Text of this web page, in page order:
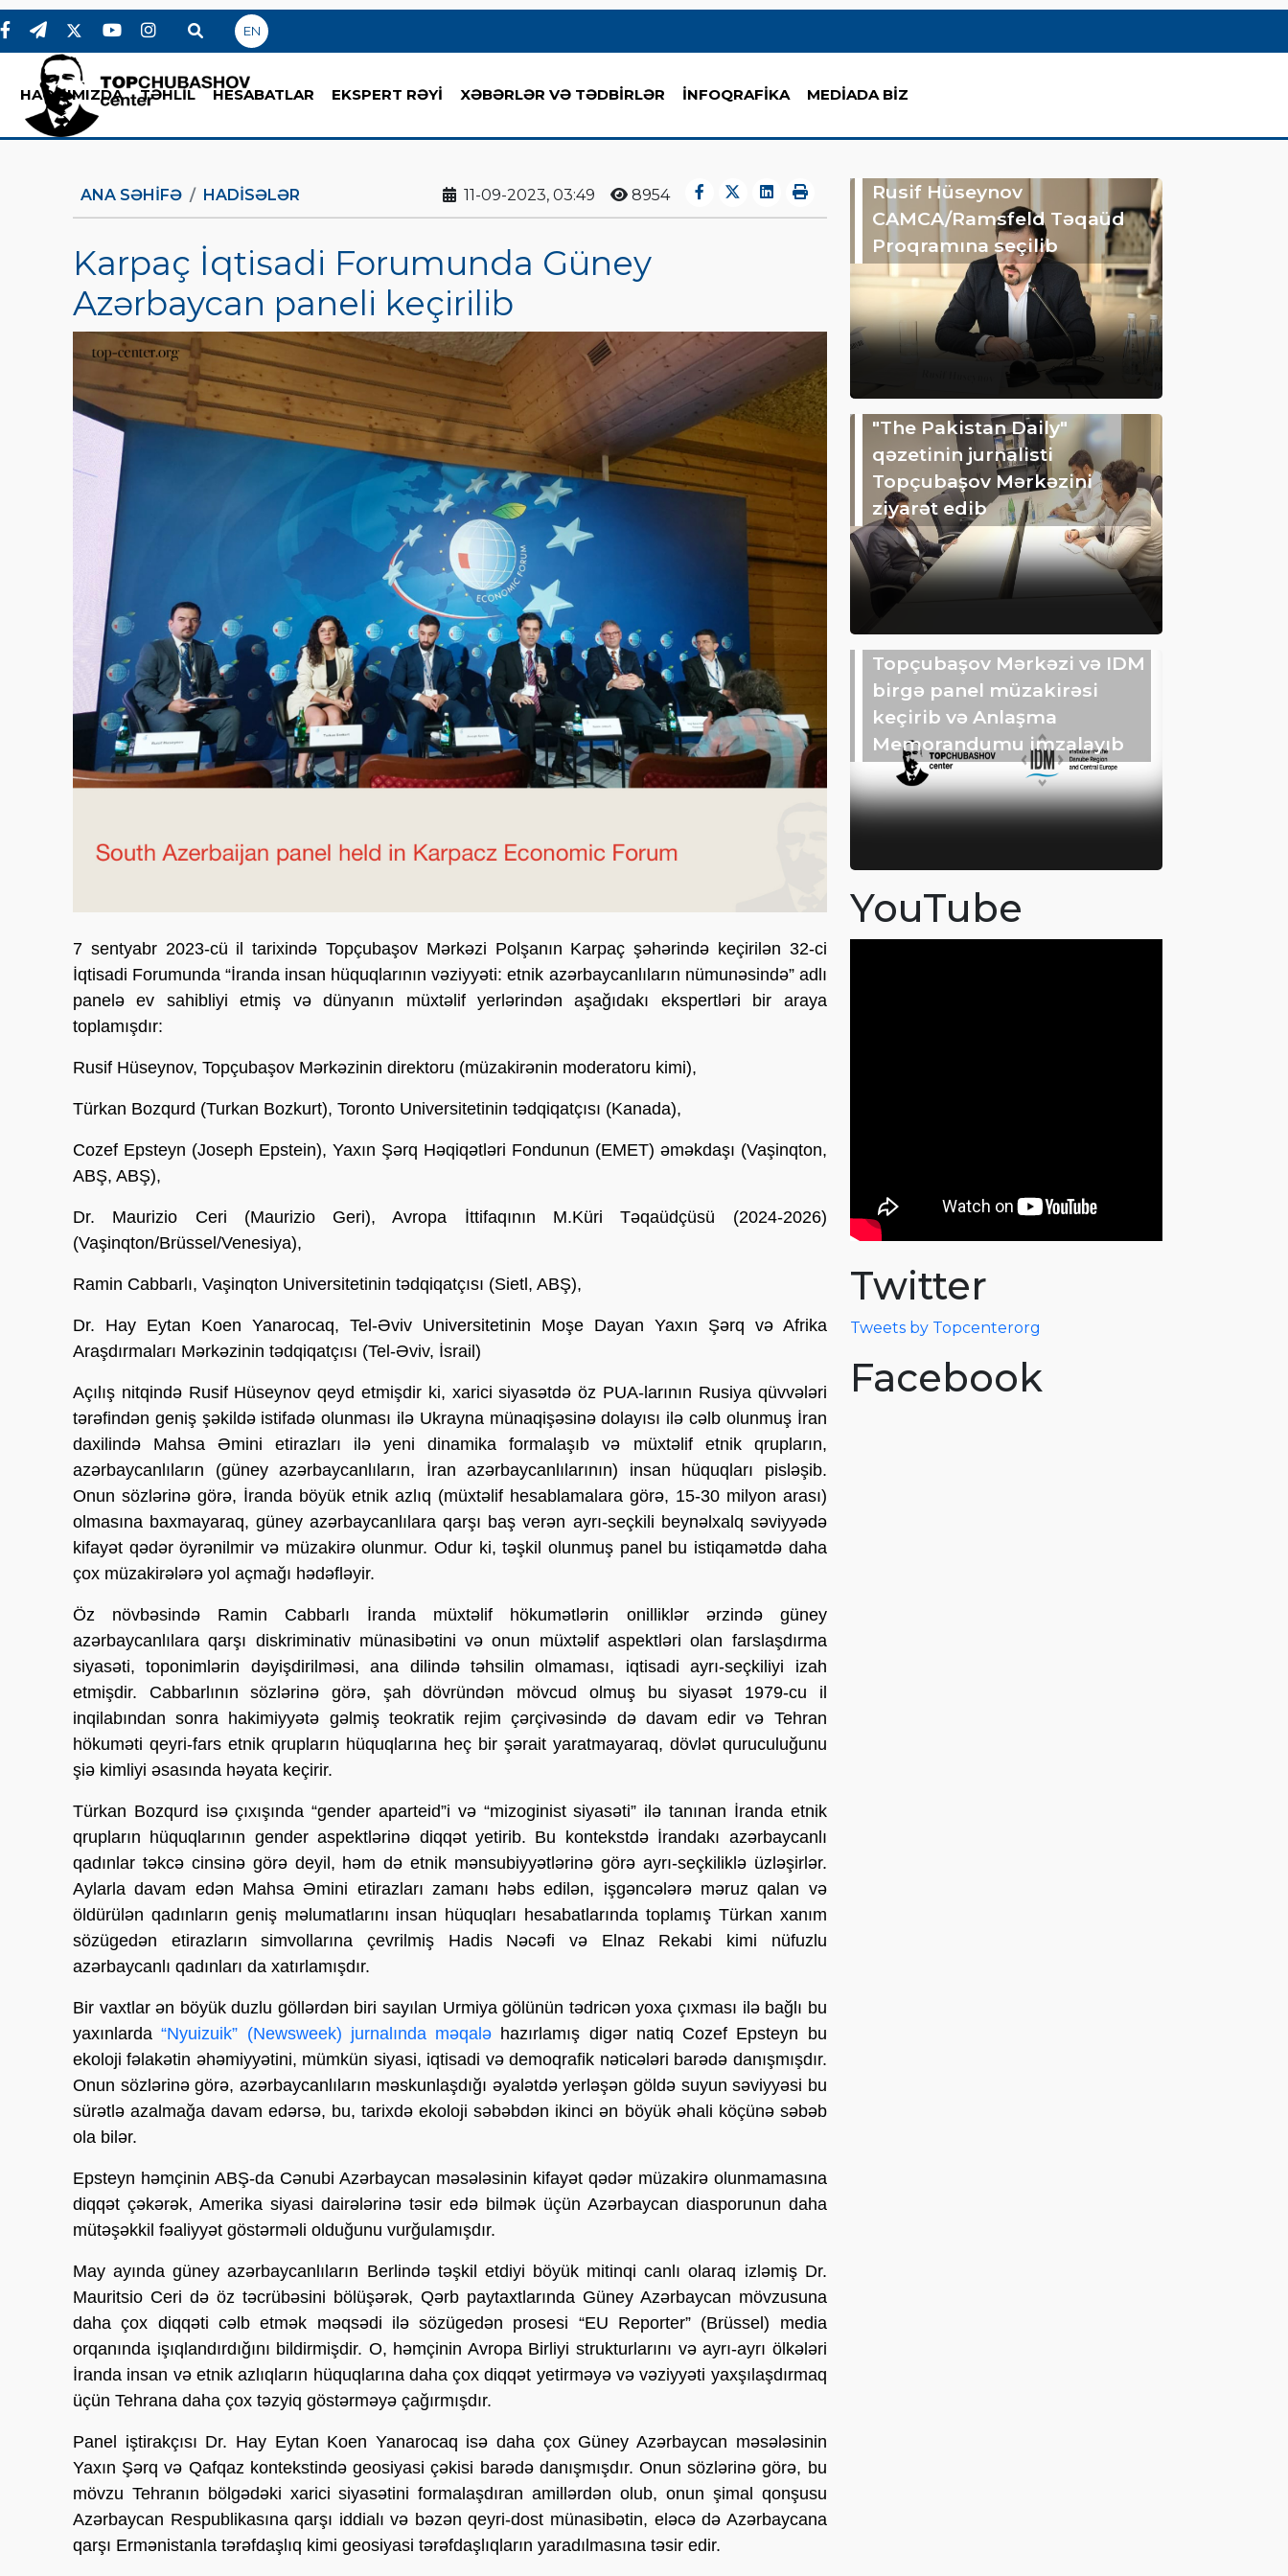
EN
HAQQIMIZDA TƏHLİL HESABATLAR EKSPERT RƏYİ XƏBƏRLƏR VƏ TƏDBİRLƏR İNFOQRAFİKA MEDİADA BİZ
ANA SƏHIFƏ HADİSƏLƏR 11-09-2023, 03:49 8954
Karpaç İqtisadi Forumunda Güney
Azərbaycan paneli keçirilib
7 sentyabr 2023-cü il tarixində Topçubaşov Mərkəzi Polşanın Karpaç şəhərində keçirilən 32-ci
İqtisadi Forumunda “İranda insan hüquqlarının vəziyyəti: etnik azərbaycanlıların nümunəsində” adlı
panelə ev sahibliyi etmiş və dünyanın müxtəlif yerlərindən aşağıdakı ekspertləri bir araya
toplamışdır:
Rusif Hüseynov, Topçubaşov Mərkəzinin direktoru (müzakirənin moderatoru kimi),
Türkan Bozqurd (Turkan Bozkurt), Toronto Universitetinin tədqiqatçısı (Kanada),
Cozef Epsteyn (Joseph Epstein), Yaxın Şərq Həqiqətləri Fondunun (EMET) əməkdaşı (Vaşinqton,
ABŞ, ABŞ),
Dr. Maurizio Ceri (Maurizio Geri), Avropa İttifaqının M.Küri Təqaüdçüsü (2024-2026)
(Vaşinqton/Brüssel/Venesiya),
Ramin Cabbarlı, Vaşinqton Universitetinin tədqiqatçısı (Sietl, ABŞ),
Dr. Hay Eytan Koen Yanarocaq, Tel-Əviv Universitetinin Moşe Dayan Yaxın Şərq və Afrika
Araşdırmaları Mərkəzinin tədqiqatçısı (Tel-Əviv, İsrail)
Açılış nitqində Rusif Hüseynov qeyd etmişdir ki, xarici siyasətdə öz PUA-larının Rusiya qüvvələri
tərəfindən geniş şəkildə istifadə olunması ilə Ukrayna münaqişəsinə dolayısı ilə cəlb olunmuş İran
daxilində Mahsa Əmini etirazları ilə yeni dinamika formalaşıb və müxtəlif etnik qrupların,
azərbaycanlıların (güney azərbaycanlıların, İran azərbaycanlılarının) insan hüquqları pisləşib.
Onun sözlərinə görə, İranda böyük etnik azlıq (müxtəlif hesablamalara görə, 15-30 milyon arası)
olmasına baxmayaraq, güney azərbaycanlılara qarşı baş verən ayrı-seçkili beynəlxalq səviyyədə
kifayət qədər öyrənilmir və müzakirə olunmur. Odur ki, təşkil olunmuş panel bu istiqamətdə daha
çox müzakirələrə yol açmağı hədəfləyir.
Öz növbəsində Ramin Cabbarlı İranda müxtəlif hökumətlərin onilliklər ərzində güney
azərbaycanlılara qarşı diskriminativ münasibətini və onun müxtəlif aspektləri olan farslaşdırma
siyasəti, toponimlərin dəyişdirilməsi, ana dilində təhsilin olmaması, iqtisadi ayrı-seçkiliyi izah
etmişdir. Cabbarlının sözlərinə görə, şah dövründən mövcud olmuş bu siyasət 1979-cu il
inqilabından sonra hakimiyyətə gəlmiş teokratik rejim çərçivəsində də davam edir və Tehran
hökuməti qeyri-fars etnik qrupların hüquqlarına heç bir şərait yaratmayaraq, dövlət quruculuğunu
şiə kimliyi əsasında həyata keçirir.
Türkan Bozqurd isə çıxışında “gender aparteid”i və “mizoginist siyasəti” ilə tanınan İranda etnik
qrupların hüquqlarının gender aspektlərinə diqqət yetirib. Bu kontekstdə İrandakı azərbaycanlı
qadınlar təkcə cinsinə görə deyil, həm də etnik mənsubiyyətlərinə görə ayrı-seçkiliklə üzləşirlər.
Aylarla davam edən Mahsa Əmini etirazları zamanı həbs edilən, işgəncələrə məruz qalan və
öldürülən qadınların geniş məlumatlarını insan hüquqları hesabatlarında toplamış Türkan xanım
sözügedən etirazların simvollarına çevrilmiş Hadis Nəcəfi və Elnaz Rekabi kimi nüfuzlu
azərbaycanlı qadınları da xatırlamışdır.
Bir vaxtlar ən böyük duzlu göllərdən biri sayılan Urmiya gölünün tədricən yoxa çıxması ilə bağlı bu
yaxınlarda“Nyuizuik” (Newsweek) jurnalında məqalə hazırlamış digər natiq Cozef Epsteyn bu
ekoloji fəlakətin əhəmiyyətini, mümkün siyasi, iqtisadi və demoqrafik nəticələri barədə danışmışdır.
Onun sözlərinə görə, azərbaycanlıların məskunlaşdığı əyalətdə yerləşən göldə suyun səviyyəsi bu
sürətlə azalmağa davam edərsə, bu, tarixdə ekoloji səbəbdən ikinci ən böyük əhali köçünə səbəb
ola bilər.
Epsteyn həmçinin ABŞ-da Cənubi Azərbaycan məsələsinin kifayət qədər müzakirə olunmamasına
diqqət çəkərək, Amerika siyasi dairələrinə təsir edə bilmək üçün Azərbaycan diasporunun daha
mütəşəkkil fəaliyyət göstərməli olduğunu vurğulamışdır.
May ayında güney azərbaycanlıların Berlində təşkil etdiyi böyük mitinqi canlı olaraq izləmiş Dr.
Mauritsio Ceri də öz təcrübəsini bölüşərək, Qərb paytaxtlarında Güney Azərbaycan mövzusuna
daha çox diqqəti cəlb etmək məqsədi ilə sözügedən prosesi “EU Reporter” (Brüssel) media
orqanında işıqlandırdığını bildirmişdir. O, həmçinin Avropa Birliyi strukturlarını və ayrı-ayrı ölkələri
İranda insan və etnik azlıqların hüquqlarına daha çox diqqət yetirməyə və vəziyyəti yaxşılaşdırmaq
üçün Tehrana daha çox təzyiq göstərməyə çağırmışdır.
Panel iştirakçısı Dr. Hay Eytan Koen Yanarocaq isə daha çox Güney Azərbaycan məsələsinin
Yaxın Şərq və Qafqaz kontekstində geosiyasi çəkisi barədə danışmışdır. Onun sözlərinə görə, bu
mövzu Tehranın bölgədəki xarici siyasətini formalaşdıran amillərdən olub, onun şimal qonşusu
Azərbaycan Respublikasına qarşı iddialı və bəzən qeyri-dost münasibətin, eləcə də Azərbaycana
qarşı Ermənistanla tərəfdaşlıq kimi geosiyasi tərəfdaşlıqların yaradılmasına təsir edir.
Rusif Hüseynov
CAMCA/Ramsfeld Təqaüd
Proqramına seçilib
"The Pakistan Daily"
qəzetinin jurnalisti
Topçubaşov Mərkəzini
ziyarət edib
Topçubaşov Mərkəzi və IDM
birgə panel müzakirəsi
keçirib və Anlaşma
Memorandumu imzalayıb
YouTube
Twitter
Tweets by Topcenterorg
Facebook